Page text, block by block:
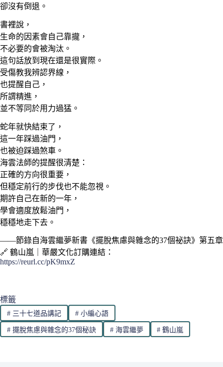
卻沒有倒退。
書裡說，
生命的因素會自己靠攏，
不必要的會被淘汰。
這句話放到現在還是很實際。
受傷教我辨認界線，
也提醒自己，
所謂精進，
並不等同於用力過猛。
蛇年就快結束了，
這一年踩過油門，
也被迫踩過煞車。
海雲法師的提醒很清楚：
正確的方向很重要，
但穩定前行的步伐也不能忽視。
期許自己在新的一年，
學會適度放鬆油門，
穩穩地走下去。
——節錄自海雲繼夢新書《擺脫焦慮與雜念的37個祕訣》第五章
🔗 鶴山嵐｜華嚴文化訂購連結：
https://reurl.cc/pK9mxZ
標籤
#三十七道品講記 #小編心語
#擺脫焦慮與雜念的37個秘訣 #海雲繼夢 # 鶴山嵐